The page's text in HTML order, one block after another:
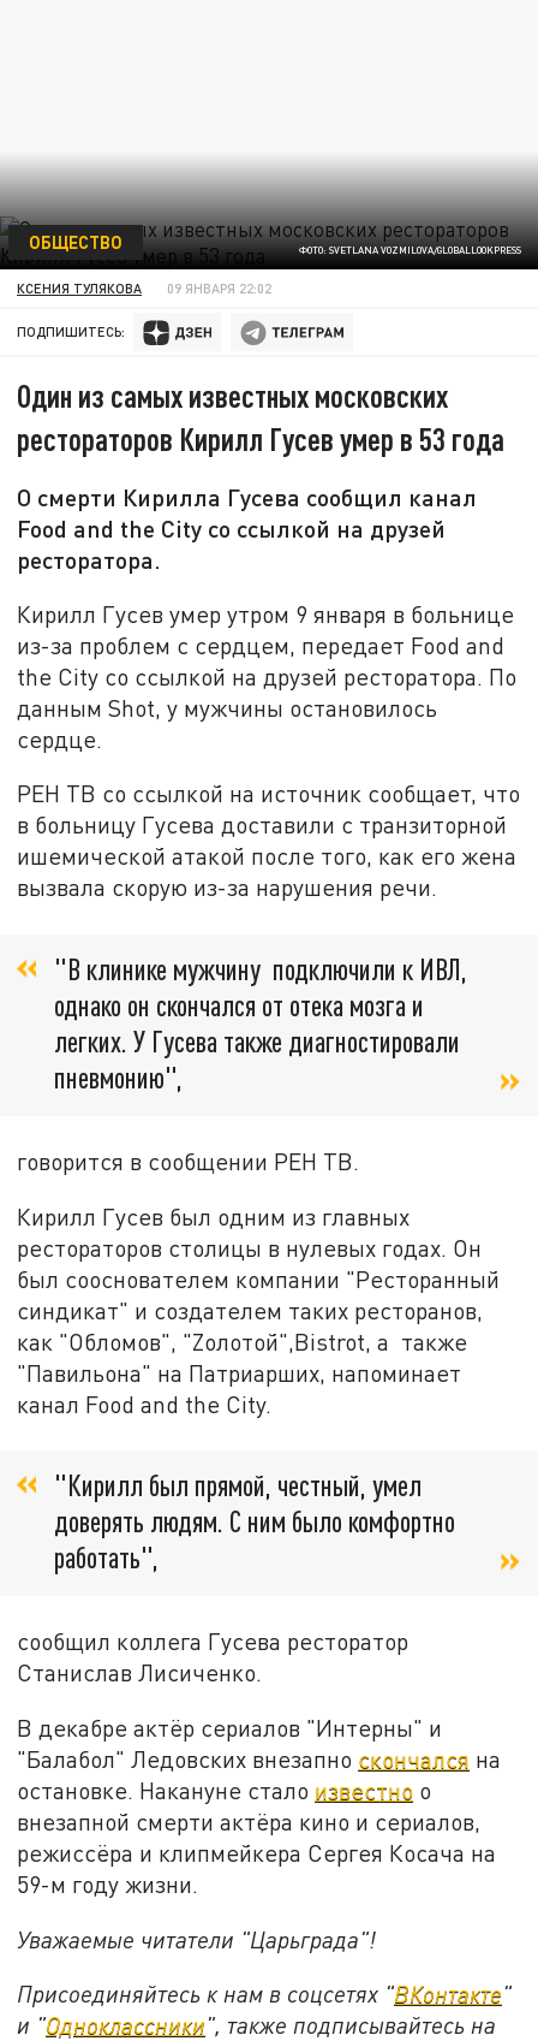
ФОТО: SVETLANA VOZMILOVA/GLOBALLOOKPRESS
ОБЩЕСТВО
КСЕНИЯ ТУЛЯКОВА 09 ЯНВАРЯ 22:02
ПОДПИШИТЕСЬ:
Один из самых известных московских
рестораторов Кирилл Гусев умер в 53 года
О смерти Кирилла Гусева сообщил канал
Food and the City со ссылкой на друзей
ресторатора.
Кирилл Гусев умер утром 9 января в больнице
из-за проблем с сердцем, передает Food and
the City со ссылкой на друзей ресторатора. По
данным Shot, у мужчины остановилось
сердце.
РЕН ТВ со ссылкой на источник сообщает, что
в больницу Гусева доставили с транзиторной
ишемической атакой после того, как его жена
вызвала скорую из-за нарушения речи.
"В клинике мужчину подключили к ИВЛ,
однако он скончался от отека мозга и
легких. У Гусева также диагностировали
пневмонию",
говорится в сообщении РЕН ТВ.
Кирилл Гусев был одним из главных
рестораторов столицы в нулевых годах. Он
был сооснователем компании "Ресторанный
синдикат" и создателем таких ресторанов,
как "Обломов", "Zолотой",Bistrot, а также
"Павильона" на Патриарших, напоминает
канал Food and the City.
"Кирилл был прямой, честный, умел
доверять людям. С ним было комфортно
работать",
сообщил коллега Гусева ресторатор
Станислав Лисиченко.
В декабре актёр сериалов "Интерны" и
"Балабол" Ледовских внезапно скончался на
остановке. Накануне стало известно о
внезапной смерти актёра кино и сериалов,
режиссёра и клипмейкера Сергея Косача на
59-м году жизни.
Уважаемые читатели "Царьграда"!
Присоединяйтесь к нам в соцсетях "ВКонтакте"
и "Одноклассники", также подписывайтесь на